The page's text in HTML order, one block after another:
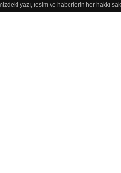
yazı, resim ve haberlerin her hakkı